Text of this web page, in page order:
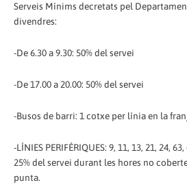
Serveis Mínims decretats pel
divendres:
-De 6.30 a 9.30: 50% del servei
-De 17.00 a 20.00: 50% del servei
-Busos de barri: 1 cotxe per línia en la
-LÍNIES PERIFÈRIQUES: 9, 11, 13, 21, 24,
25% del servei durant les hores no
punta.